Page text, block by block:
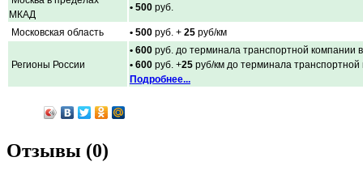
МКАД
• 500 руб.
Московская область • 500 руб. + 25 руб/км
Регионы России
• 600 руб. до терминала транспортной компании
• 600 руб. +25 руб/км до терминала
Подробнее...
Отзывы (0)